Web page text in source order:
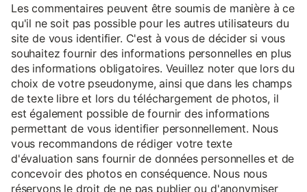
Les commentaires peuvent être soumis de manière à ce
qu'il ne soit pas possible pour les autres utilisateurs du
site de vous identifier. C'est à vous de décider si vous
souhaitez fournir des informations personnelles en plus
des informations obligatoires. Veuillez noter que lors du
choix de votre pseudonyme, ainsi que dans les champs
de texte libre et lors du téléchargement de photos, il
est également possible de fournir des informations
permettant de vous identifier personnellement. Nous
vous recommandons de rédiger votre texte
d'évaluation sans fournir de données personnelles et de
concevoir des photos en conséquence. Nous nous
réservons le droit de ne pas publier ou d'anonymiser